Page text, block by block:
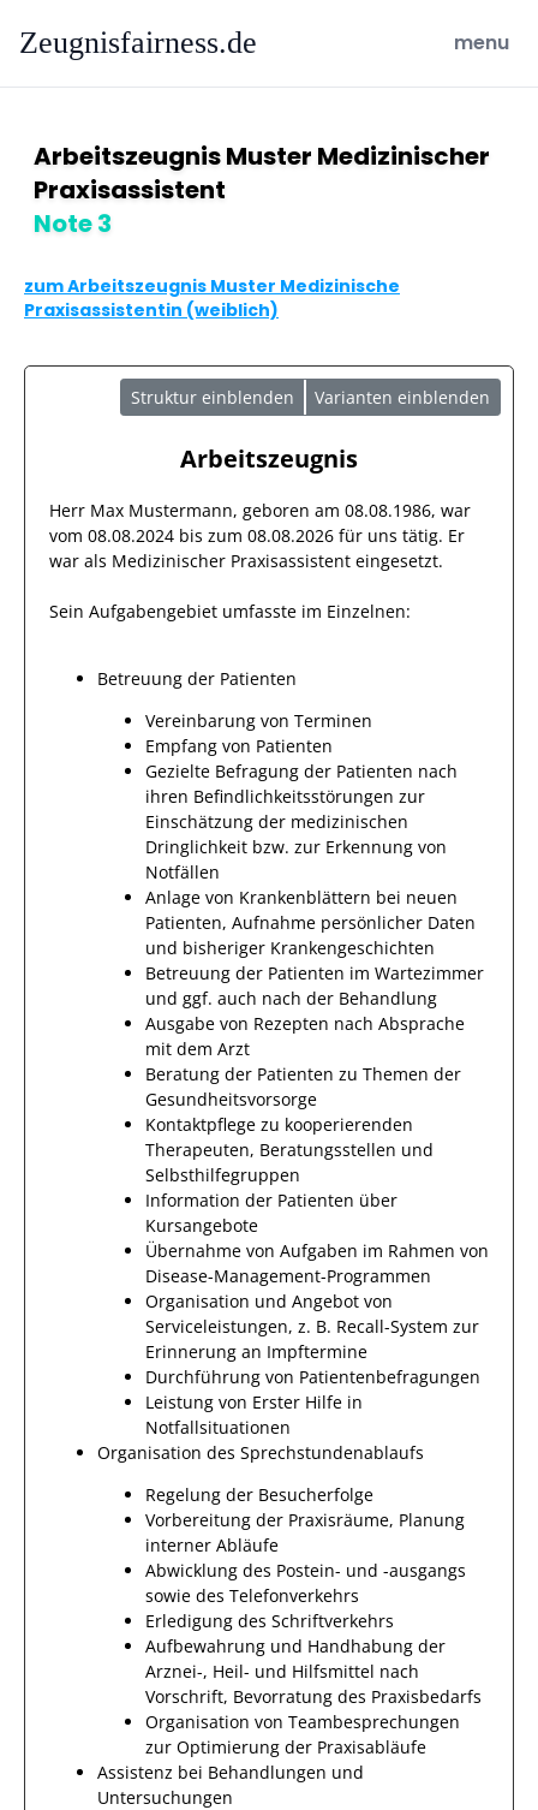
Zeugnisfairness.de open
menu
Arbeitszeugnis Muster Medizinischer
Praxisassistent
Note 3
zum Arbeitszeugnis Muster Medizinische
Praxisassistentin (weiblich)
Struktur einblenden Varianten einblenden
Arbeitszeugnis
Herr Max Mustermann, geboren am 08.08.1986, war
vom 08.08.2024 bis zum 08.08.2026 für uns tätig. Er
war als Medizinischer Praxisassistent eingesetzt.
Sein Aufgabengebiet umfasste im Einzelnen:
Betreuung der Patienten
Vereinbarung von Terminen
Empfang von Patienten
Gezielte Befragung der Patienten nach
ihren Befindlichkeitsstörungen zur
Einschätzung der medizinischen
Dringlichkeit bzw. zur Erkennung von
Notfällen
Anlage von Krankenblättern bei neuen
Patienten, Aufnahme persönlicher Daten
und bisheriger Krankengeschichten
Betreuung der Patienten im Wartezimmer
und ggf. auch nach der Behandlung
Ausgabe von Rezepten nach Absprache
mit dem Arzt
Beratung der Patienten zu Themen der
Gesundheitsvorsorge
Kontaktpflege zu kooperierenden
Therapeuten, Beratungsstellen und
Selbsthilfegruppen
Information der Patienten über
Kursangebote
Übernahme von Aufgaben im Rahmen von
Disease-Management-Programmen
Organisation und Angebot von
Serviceleistungen, z. B. Recall-System zur
Erinnerung an Impftermine
Durchführung von Patientenbefragungen
Leistung von Erster Hilfe in
Notfallsituationen
Organisation des Sprechstundenablaufs
Regelung der Besucherfolge
Vorbereitung der Praxisräume, Planung
interner Abläufe
Abwicklung des Postein- und -ausgangs
sowie des Telefonverkehrs
Erledigung des Schriftverkehrs
Aufbewahrung und Handhabung der
Arznei-, Heil- und Hilfsmittel nach
Vorschrift, Bevorratung des Praxisbedarfs
Organisation von Teambesprechungen
zur Optimierung der Praxisabläufe
Assistenz bei Behandlungen und
Untersuchungen